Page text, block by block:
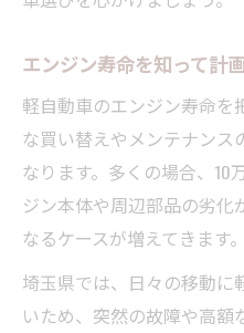
エンジン寿命を知って計
軽自動車のエンジン寿命を
な買い替えやメンテナンス
なります。多くの場合、10
ジン本体や周辺部品の劣化
なるケースが増えてきます。
埼玉県では、日々の移動に
いため、突然の故障や高額